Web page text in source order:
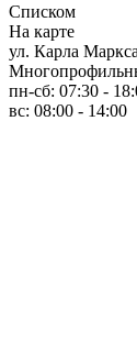
Списком
На карте
ул. Карла
пн-сб: 07:30 -
вс: 08:00 - 14:00